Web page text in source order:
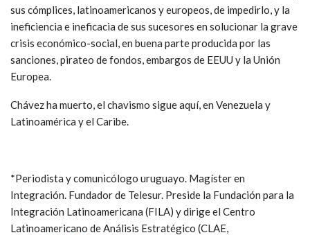
sus cómplices, latinoamericanos y europeos, de impedirlo, y la
ineficiencia e ineficacia de sus sucesores en solucionar la grave
crisis económico-social, en buena parte producida por las
sanciones, pirateo de fondos, embargos de EEUU y la Unión
Europea.
Chávez ha muerto, el chavismo sigue aquí, en Venezuela y
Latinoamérica y el Caribe.
*Periodista y comunicólogo uruguayo. Magíster en
Integración. Fundador de Telesur. Preside la Fundación para la
Integración Latinoamericana (FILA) y dirige el Centro
Latinoamericano de Análisis Estratégico (CLAE,